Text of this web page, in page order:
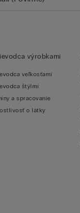
výrobkami
veľkosťami
štýlmi
a spracovanie
o látky